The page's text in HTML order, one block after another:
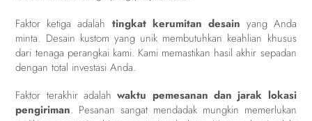
Faktor ketiga adalah tingkat kerumitan desain yang Anda
minta. Desain kustom yang unik membutuhkan keahlian khusus
dari tenaga perangkai kami. Kami memastikan hasil akhir sepadan
dengan total investasi Anda.
Faktor terakhir adalahwaktu pemesanan dan jarak lokasi
pengiriman. Pesanan sangat mendadak mungkin memerlukan